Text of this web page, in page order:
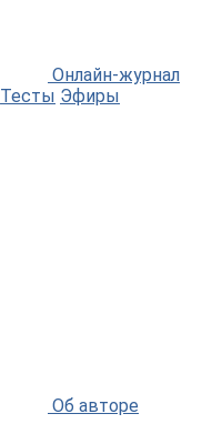
Онлайн-журнал
Тесты Эфиры
Об авторе